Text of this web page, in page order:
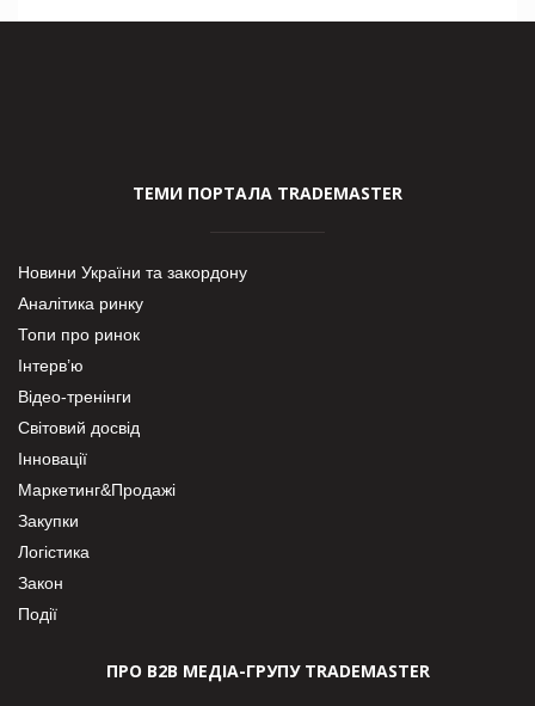
ТЕМИ ПОРТАЛА TRADEMASTER
Новини України та закордону
Аналітика ринку
Топи про ринок
Інтерв’ю
Відео-тренінги
Світовий досвід
Інновації
Маркетинг&Продажі
Закупки
Логістика
Закон
Події
ПРО В2В МЕДІА-ГРУПУ TRADEMASTER